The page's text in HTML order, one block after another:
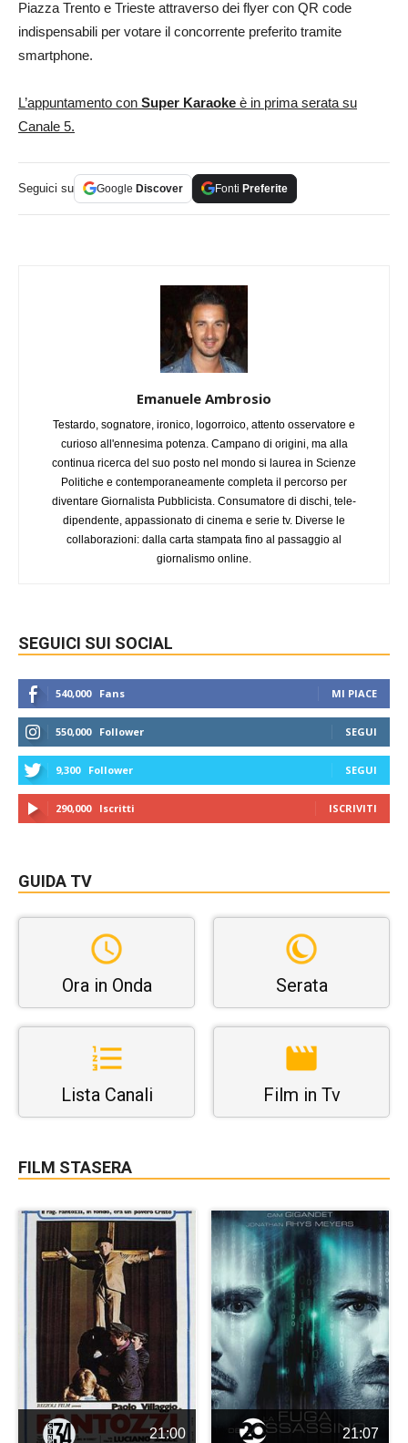
Piazza Trento e Trieste attraverso dei flyer con QR code
indispensabili per votare il concorrente preferito tramite
smartphone.
L’appuntamento con Super Karaoke è in prima serata su
Canale 5.
Seguici su Google Discover Fonti Preferite
Emanuele Ambrosio
Testardo, sognatore, ironico, logorroico, attento osservatore e
curioso all'ennesima potenza. Campano di origini, ma alla
continua ricerca del suo posto nel mondo si laurea in Scienze
Politiche e contemporaneamente completa il percorso per
diventare Giornalista Pubblicista. Consumatore di dischi, tele-
dipendente, appassionato di cinema e serie tv. Diverse le
collaborazioni: dalla carta stampata fino al passaggio al
giornalismo online.
SEGUICI SUI SOCIAL
540,000 Fans MI PIACE
550,000 Follower SEGUI
9,300 Follower SEGUI
290,000 Iscritti ISCRIVITI
GUIDA TV
Ora in Onda Serata
Lista Canali Film in Tv
FILM STASERA
21:00 21:07